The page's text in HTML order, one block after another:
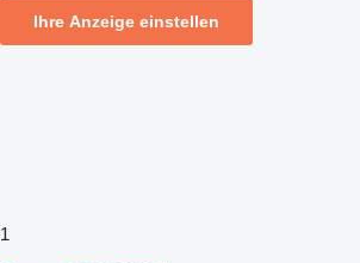
Ihre Anzeige einstellen
1